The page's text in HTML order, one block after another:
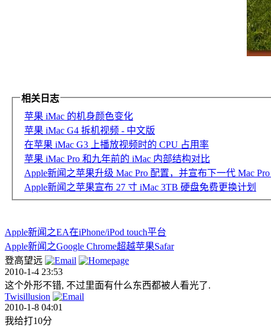
相关日志
苹果 iMac 的机身颜色变化
苹果 iMac G4 拆机视频 - 中文版
在苹果 iMac G3 上播放视频时的 CPU 占用率
苹果 iMac Pro 和九年前的 iMac 内部结构对比
Apple新闻之苹果升级 Mac Pro 配置，并宣布下一代 Mac
Apple新闻之苹果宣布 27 寸 iMac 3TB 硬盘免费更换计划
Apple新闻之EA在iPhone/iPod touch平台
Apple新闻之Google Chrome超越苹果Safar
登高望远
2010-1-4 23:53
这个外形不错, 不过里面有什么东西都被人看光了.
Twisillusion
2010-1-8 04:01
我给打10分